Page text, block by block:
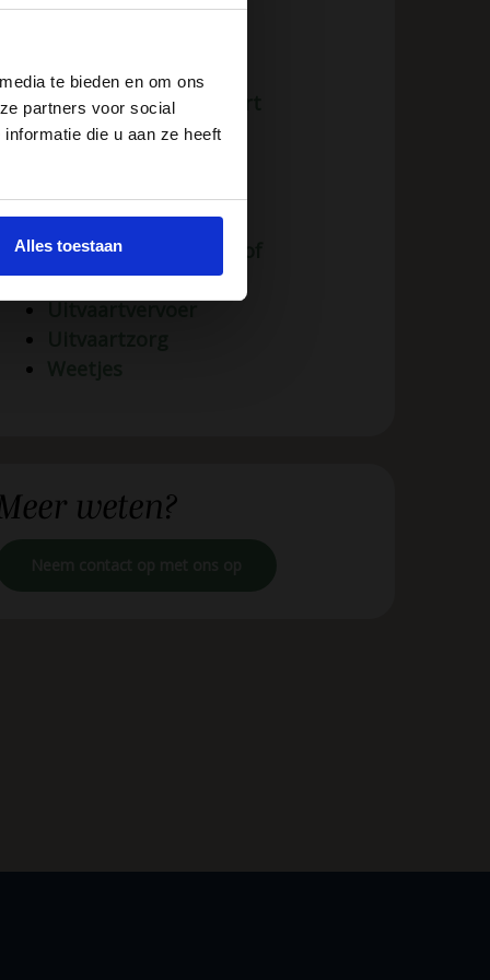
te bieden en om ons
partners voor social
die u aan ze heeft
Alles toestaan
Interviews
Momenten…
Multiculturele uitvaart
Muziek en uitvaart
Rouw
Symboliek en bijgeloof
Uitvaartkisten
Uitvaartvervoer
weten?